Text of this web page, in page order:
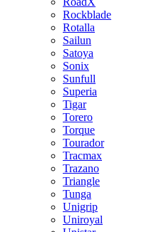
Rockblade
Rotalla
Sailun
Satoya
Sonix
Sunfull
Superia
Tigar
Torero
Torque
Tourador
Tracmax
Trazano
Triangle
Tunga
Unigrip
Uniroyal